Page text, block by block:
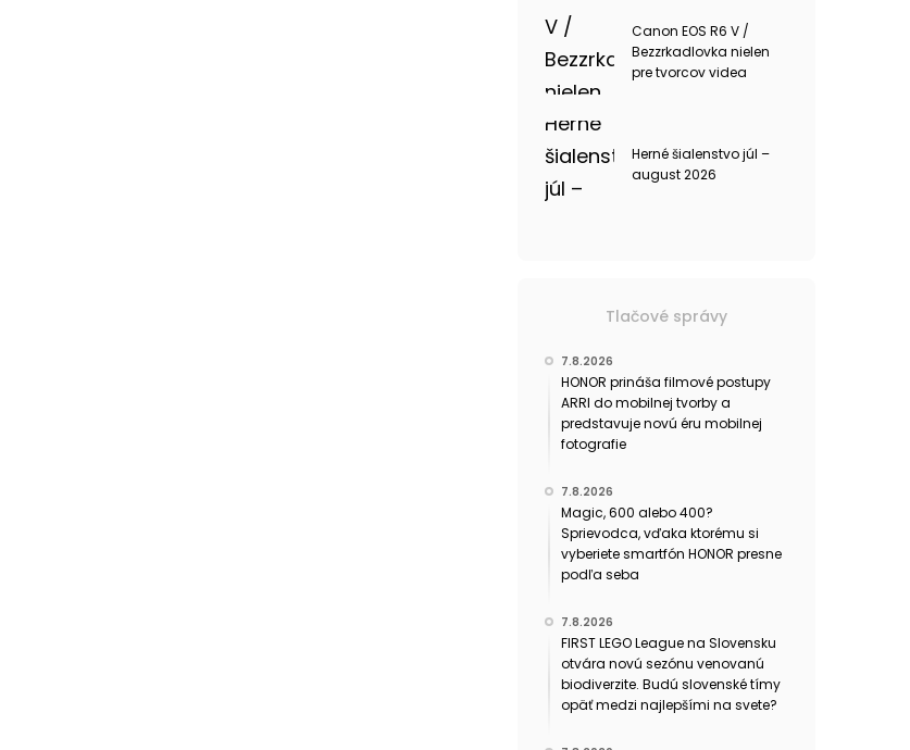
Canon EOS R6 V /
Bezzrkadlovka nielen
pre tvorcov videa
Herné šialenstvo júl –
august 2026
Tlačové správy
7.8.2026
HONOR prináša filmové postupy
ARRI do mobilnej tvorby a
predstavuje novú éru mobilnej
fotografie
7.8.2026
Magic, 600 alebo 400?
Sprievodca, vďaka ktorému si
vyberiete smartfón HONOR presne
podľa seba
7.8.2026
FIRST LEGO League na Slovensku
otvára novú sezónu venovanú
biodiverzite. Budú slovenské tímy
opäť medzi najlepšími na svete?